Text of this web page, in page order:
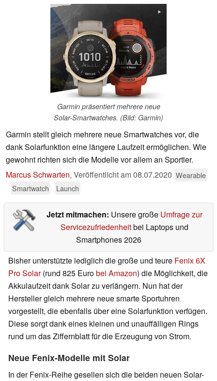
Garmin präsentiert mehrere neue
Solar-Smartwatches. (Bild: Garmin)
Garmin stellt gleich mehrere neue Smartwatches vor, die
dank Solarfunktion eine längere Laufzeit ermöglichen. Wie
gewohnt richten sich die Modelle vor allem an Sportler.
Marcus Schwarten, Veröffentlicht am08.07.2020 Wearable
Smartwatch
Launch
Jetzt mitmachen: Unsere große Umfrage zur
Servicezufriedenheitbei Laptops und
Smartphones 2026
Bisher unterstützte lediglich die große und teure Fenix 6X
Pro Solar(rund 825 Eurobei Amazon) die Möglichkeit, die
Akkulaufzeit dank Solar zu verlängern. Nun hat der
Hersteller gleich mehrere neue smarte Sportuhren
vorgestellt, die ebenfalls über eine Solarfunktion verfügen.
Diese sorgt dank eines kleinen und unauffälligen Rings
rund um das Ziffernblatt für die Erzeugung von Strom.
Neue Fenix-Modelle mit Solar
In der Fenix-Reihe gesellen sich die beiden neuen Solar-